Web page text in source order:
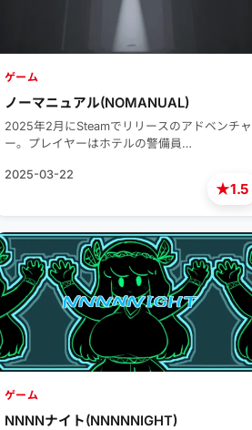
★1.5
ゲーム
ノーマニュアル(NOMANUAL)
2025年2月にSteamでリリースのアドベンチャ
ー。プレイヤーはホテルの警備員…
2025-03-22
ゲーム
NNNNナイト(NNNNNIGHT)